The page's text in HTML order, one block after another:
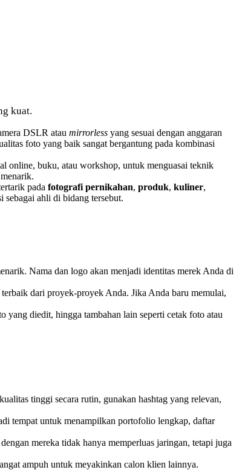
kuat.
DSLR atau mirrorless yang sesuai dengan anggaran
foto yang baik sangat bergantung pada kombinasi
online, buku, atau workshop, untuk menguasai teknik
pada fotografi pernikahan, produk, kuliner,
sebagai ahli di bidang tersebut.
Nama dan logo akan menjadi identitas merek Anda di
dari proyek-proyek Anda. Jika Anda baru memulai,
yang diedit, hingga tambahan lain seperti cetak foto atau
tinggi secara rutin, gunakan hashtag yang relevan,
tempat untuk menampilkan portofolio lengkap, daftar
mereka tidak hanya memperluas jaringan, tetapi juga
ampuh untuk meyakinkan calon klien lainnya.